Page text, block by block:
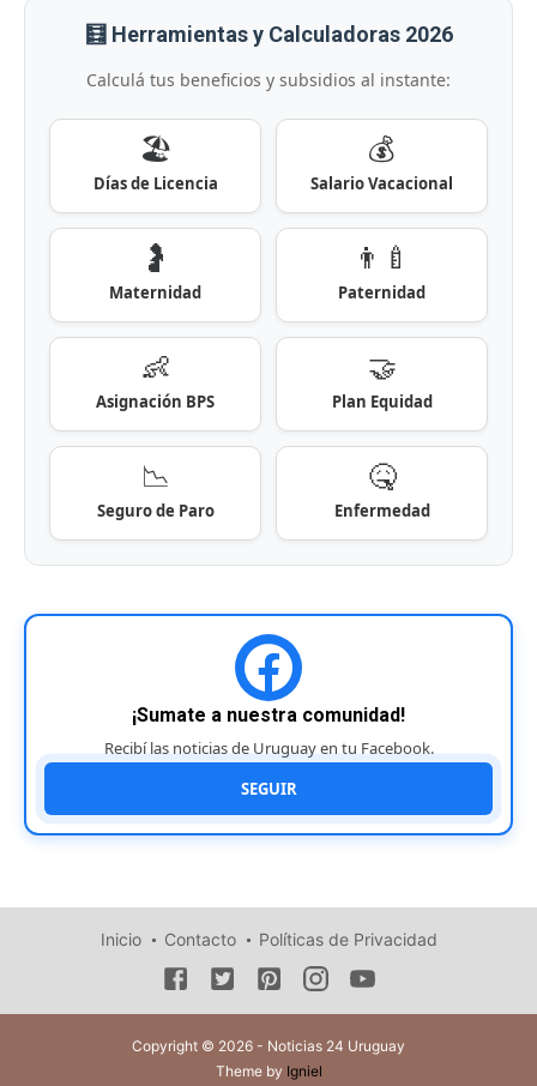
🧮 Herramientas y Calculadoras 2026
Calculá tus beneficios y subsidios al instante:
🏖️
Días de Licencia
💰
Salario Vacacional
🤰
Maternidad
👨‍🍼
Paternidad
👶
Asignación BPS
🤝
Plan Equidad
📉
Seguro de Paro
🤒
Enfermedad
¡Sumate a nuestra comunidad!
Recibí las noticias de Uruguay en tu Facebook.
SEGUIR
Inicio Contacto Políticas de Privacidad
Copyright © 2026 - Noticias 24 Uruguay
Theme by Igniel